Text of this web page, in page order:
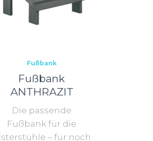
Fußbank
Fußbank
ANTHRAZIT
Die passende
Fußbank für die
– für noch